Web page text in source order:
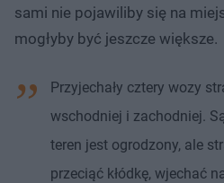
sami nie pojawiliby się na
mogłyby być jeszcze większe.
Przyjechały cztery wozy
wschodniej i zachodniej.
teren jest ogrodzony, ale
przeciąć kłódkę, wjechać